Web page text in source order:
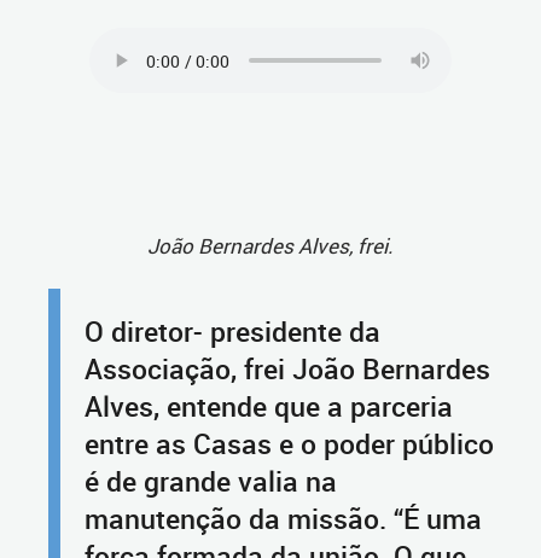
João Bernardes Alves, frei.
O diretor- presidente da
Associação, frei João Bernardes
Alves, entende que a parceria
entre as Casas e o poder público
é de grande valia na
manutenção da missão. “É uma